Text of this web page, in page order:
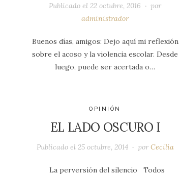
Publicado el22 octubre, 2016
por
administrador
Buenos días, amigos: Dejo aquí mi reflexión
sobre el acoso y la violencia escolar. Desde
luego, puede ser acertada o…
OPINIÓN
EL LADO OSCURO I
Publicado el 25 octubre, 2014 por Cecilia
La perversión del silencio Todos